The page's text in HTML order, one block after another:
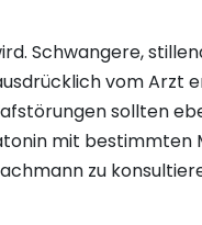
Schwangere,
vom Arzt
sollten
mit bestimmten
zu